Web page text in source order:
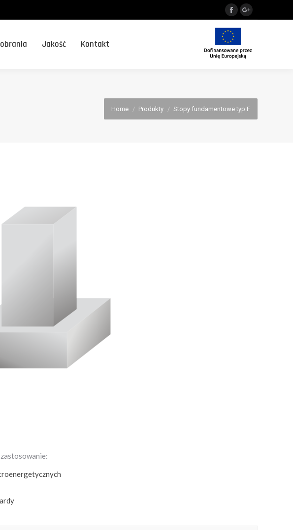
FacebookGoogle+
Jakość Kontakt
Search:
You are here:
Home Produkty Stopy fundamentowe typ F
Jakość Kontakt